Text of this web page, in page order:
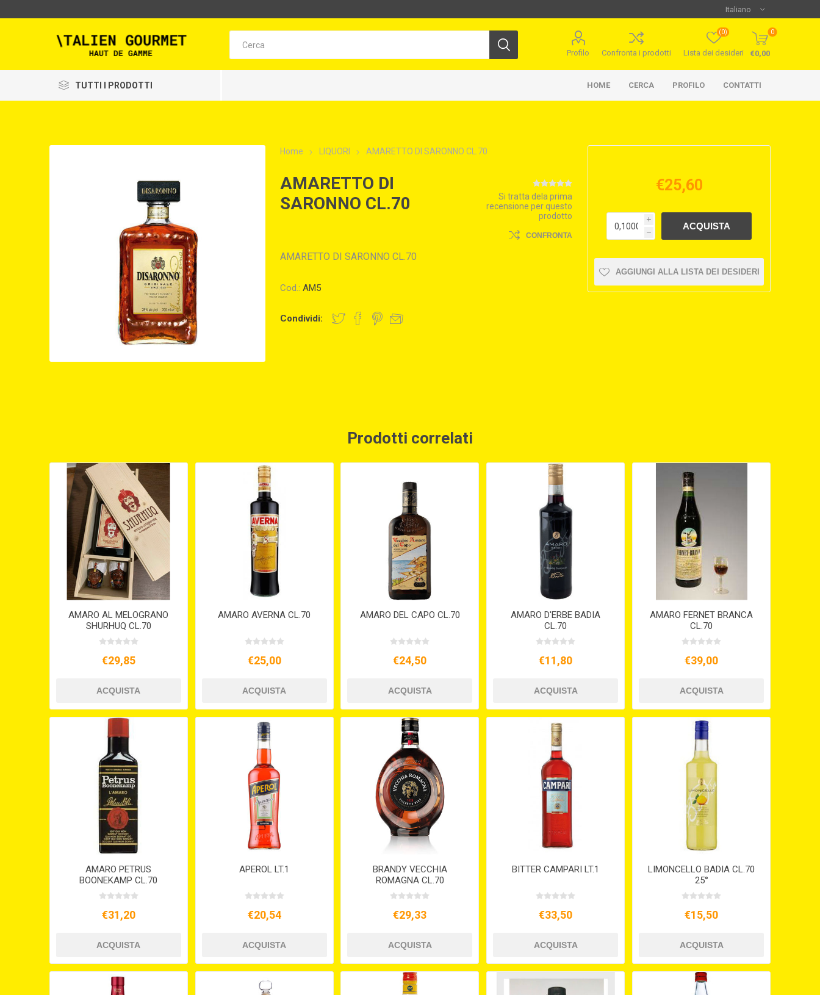
Profilo Confronta i prodotti Lista dei desideri
(0) 0
€0,00
TUTTI I PRODOTTI HOME CERCA PROFILO CONTATTI
Home LIQUORI AMARETTO DI SARONNO CL.70
AMARETTO DI
SARONNO CL.70
Si tratta dela prima
recensione per questo
prodotto
CONFRONTA
AMARETTO DI SARONNO CL.70
Cod.: AM5
Condividi:
€25,60
i
h
AGGIUNGI ALLA LISTA DEI DESIDERI
Prodotti correlati
AMARO AL MELOGRANO
SHURHUQ CL.70
€29,85
AMARO AVERNA CL.70
€25,00
AMARO DEL CAPO CL.70
€24,50
AMARO D'ERBE BADIA
CL.70
€11,80
AMARO FERNET BRANCA
CL.70
€39,00
AMARO PETRUS
BOONEKAMP CL.70
€31,20
APEROL LT.1
€20,54
BRANDY VECCHIA
ROMAGNA CL.70
€29,33
BITTER CAMPARI LT.1
€33,50
LIMONCELLO BADIA CL.70
25°
€15,50